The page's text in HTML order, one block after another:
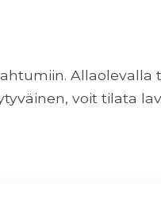
Allaolevalla
voit tilata